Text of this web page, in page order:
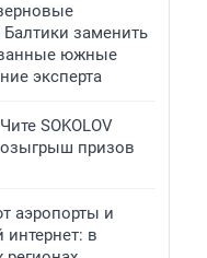
заменить
южные
эксперта
SOKOLOV
призов
аэропорты и
в